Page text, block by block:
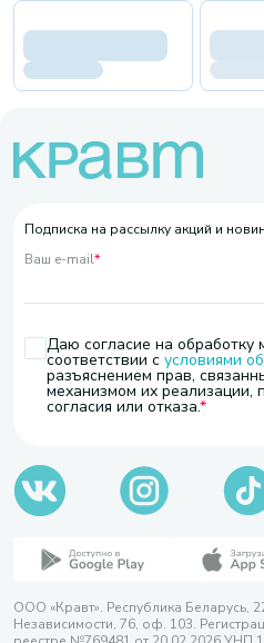
Подписка на рассылку акций и
Ваш e-mail*
Даю согласие на обработку
соответствии с условиями
разъяснением прав,
механизмом их реализации,
согласия или отказа.
ООО «Кравт». Республика Беларусь,
Независимости, 76, оф. 103.